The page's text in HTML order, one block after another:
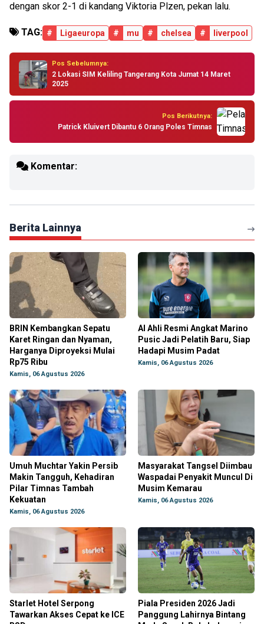
dengan skor 2-1 di kandang Viktoria Plzen, pekan lalu.
TAG: # Ligaeuropa # mu # chelsea # liverpool
Pos Sebelumnya:
2 Lokasi SIM Keliling Tangerang Kota Jumat 14 Maret
2025
Pos Berikutnya:
Patrick Kluivert Dibantu 6 Orang Poles Timnas
Komentar:
Berita Lainnya
BRIN Kembangkan Sepatu
Karet Ringan dan Nyaman,
Harganya Diproyeksi Mulai
Rp75 Ribu
Kamis, 06 Agustus 2026
Al Ahli Resmi Angkat Marino
Pusic Jadi Pelatih Baru, Siap
Hadapi Musim Padat
Kamis, 06 Agustus 2026
Umuh Muchtar Yakin Persib
Makin Tangguh, Kehadiran
Pilar Timnas Tambah
Kekuatan
Kamis, 06 Agustus 2026
Masyarakat Tangsel Diimbau
Waspadai Penyakit Muncul Di
Musim Kemarau
Kamis, 06 Agustus 2026
Starlet Hotel Serpong
Tawarkan Akses Cepat ke ICE
Piala Presiden 2026 Jadi
Panggung Lahirnya Bintang